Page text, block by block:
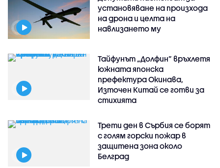
установяване на произхода
на дрона и целта на
навлизането му
Тайфунът „Долфин” връхлетя
южната японска
префектура Окинава,
Източен Китай се готви за
стихията
Трети ден в Сърбия се борят
с голям горски пожар в
защитена зона около
Белград